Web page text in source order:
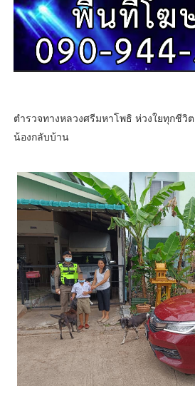
ตำรวจทางหลวงศรีมหาโพธิ ห่วงใยทุกชีวิ
น้องกลับบ้าน